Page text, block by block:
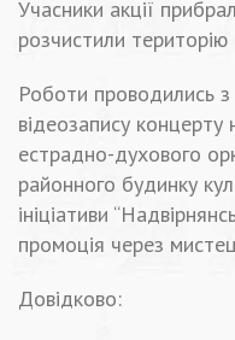
Учасники акції
розчистили
Роботи проводились
відеозапису
естрадно-духового
районного будинку
ініціативи
промоція через
Довідково: